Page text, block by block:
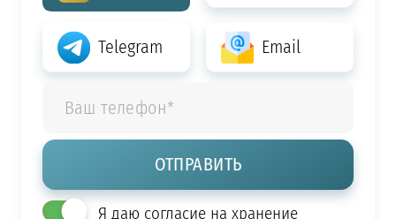
Telegram Email
Я даю согласие на хранение